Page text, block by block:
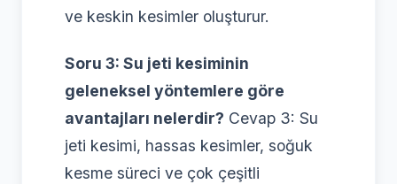
ve keskin kesimler oluşturur.
Soru 3: Su jeti kesiminin
geleneksel yöntemlere göre
avantajları nelerdir? Cevap 3: Su
jeti kesimi, hassas kesimler, soğuk
kesme süreci ve çok çeşitli